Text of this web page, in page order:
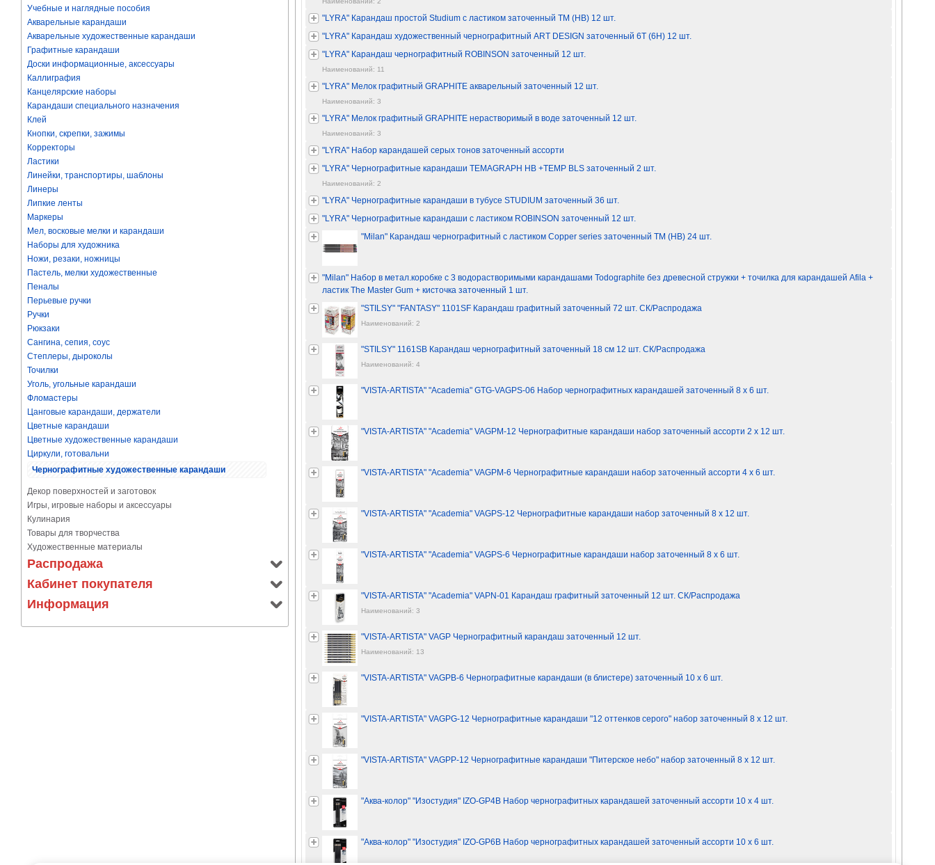
Учебные и наглядные пособия
Акварельные карандаши
Акварельные художественные карандаши
Графитные карандаши
Доски информационные, аксессуары
Каллиграфия
Канцелярские наборы
Карандаши специального назначения
Клей
Кнопки, скрепки, зажимы
Корректоры
Ластики
Линейки, транспортиры, шаблоны
Линеры
Липкие ленты
Маркеры
Мел, восковые мелки и карандаши
Наборы для художника
Ножи, резаки, ножницы
Пастель, мелки художественные
Пеналы
Перьевые ручки
Ручки
Рюкзаки
Сангина, сепия, соус
Степлеры, дыроколы
Точилки
Уголь, угольные карандаши
Фломастеры
Цанговые карандаши, держатели
Цветные карандаши
Цветные художественные карандаши
Циркули, готовальни
Чернографитные художественные карандаши
Декор поверхностей и заготовок
Игры, игровые наборы и аксессуары
Кулинария
Товары для творчества
Художественные материалы
Распродажа
Кабинет покупателя
Информация
"LYRA" Карандаш простой Studium с ластиком заточенный ТМ (HB) 12 шт.
"LYRA" Карандаш художественный чернографитный ART DESIGN заточенный 6Т (6H) 12 шт.
"LYRA" Карандаш чернографитный ROBINSON заточенный 12 шт.
Наименований: 11
"LYRA" Мелок графитный GRAPHITE акварельный заточенный 12 шт.
Наименований: 3
"LYRA" Мелок графитный GRAPHITE нерастворимый в воде заточенный 12 шт.
Наименований: 3
"LYRA" Набор карандашей серых тонов заточенный ассорти
"LYRA" Чернографитные карандаши TEMAGRAPH HB +TEMP BLS заточенный 2 шт.
Наименований: 2
"LYRA" Чернографитные карандаши в тубусе STUDIUM заточенный 36 шт.
"LYRA" Чернографитные карандаши с ластиком ROBINSON заточенный 12 шт.
"Milan" Карандаш чернографитный с ластиком Copper series заточенный ТМ (HB) 24 шт.
"Milan" Набор в метал.коробке с 3 водорастворимыми карандашами Todographite без древесной стружки + точилка для карандашей Afila +
ластик The Master Gum + кисточка заточенный 1 шт.
"STILSY" "FANTASY" 1101SF Карандаш графитный заточенный 72 шт. СК/Распродажа
Наименований: 2
"STILSY" 1161SB Карандаш чернографитный заточенный 18 см 12 шт. СК/Распродажа
Наименований: 4
"VISTA-ARTISTA" "Academia" GTG-VAGPS-06 Набор чернографитных карандашей заточенный 8 х 6 шт.
"VISTA-ARTISTA" "Academia" VAGPM-12 Чернографитные карандаши набор заточенный ассорти 2 х 12 шт.
"VISTA-ARTISTA" "Academia" VAGPM-6 Чернографитные карандаши набор заточенный ассорти 4 х 6 шт.
"VISTA-ARTISTA" "Academia" VAGPS-12 Чернографитные карандаши набор заточенный 8 х 12 шт.
"VISTA-ARTISTA" "Academia" VAGPS-6 Чернографитные карандаши набор заточенный 8 х 6 шт.
"VISTA-ARTISTA" "Academia" VAPN-01 Карандаш графитный заточенный 12 шт. СК/Распродажа
Наименований: 3
"VISTA-ARTISTA" VAGP Чернографитный карандаш заточенный 12 шт.
Наименований: 13
"VISTA-ARTISTA" VAGPB-6 Чернографитные карандаши (в блистере) заточенный 10 х 6 шт.
"VISTA-ARTISTA" VAGPG-12 Чернографитные карандаши "12 оттенков серого" набор заточенный 8 х 12 шт.
"VISTA-ARTISTA" VAGPP-12 Чернографитные карандаши "Питерское небо" набор заточенный 8 х 12 шт.
"Аква-колор" "Изостудия" IZO-GP4B Набор чернографитных карандашей заточенный ассорти 10 х 4 шт.
"Аква-колор" "Изостудия" IZO-GP6B Набор чернографитных карандашей заточенный ассорти 10 х 6 шт.